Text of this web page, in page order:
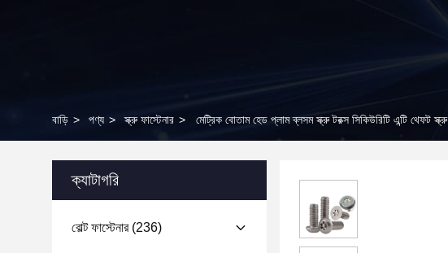
বাড়ি > পণ্য > স্ক্রু ফাস্টেনার > মেট্রিক বোতাম হেড প্লাম ব্লসম স্ক্রু টরক্স সিকিউরিটি এন্টি থেফট স্ক্রু
ক্যাটাগরি
বোল্ট ফাস্টেনার(236)